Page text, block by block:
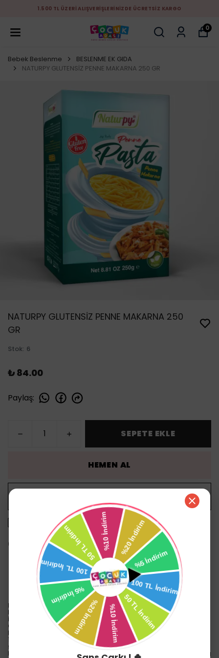
1.500 TL ÜZERİ ALIŞVERİŞLERİNİZDE ÜCRETSİZ KARGO
0
Bebek Beslenme
BESLENME EK GIDA
NATURPY GLUTENSİZ PENNE MAKARNA 250 GR
NATURPY GLUTENSİZ PENNE MAKARNA 250
GR
Stok: 6
₺ 84.00
Paylaş:
SEPETE EKLE
HEMEN AL
1500 TL üzeri ücretsiz kargo
14 gün içinde iade değişim
Ürün Açıklaması
Naturpy Glutensiz Boru Makarna (Penne) 250 Gr.
Mükemmel Lezzet Seni Çağırıyor!
İçindekiler: %100 Mısır Unu
Glutensiz - Vegan - Katkı - Koruyucu İçermez
Hazırlanışı : Makarnayı hafifçe tuzlanmış kaynar suya ekleyiniz. 8 ila
10 dakikalığına kaynatınız ve üstünü kapatınız. Pişirirken makarnayı
sık sık karıştırınız. Süzüp servis yapınız.
Preparation of : Add the pasta to a large pot of slightly salted boiling